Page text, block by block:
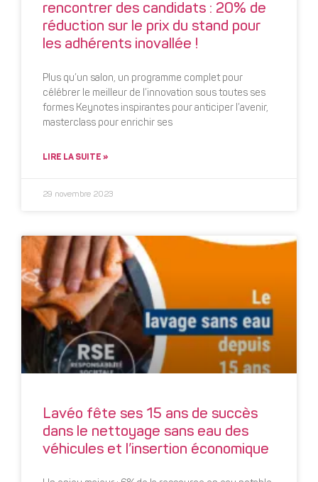
rencontrer des candidats : 20% de
réduction sur le prix du stand pour
les adhérents inovallée !
Plus qu’un salon, un programme complet pour
célébrer le meilleur de l’innovation sous toutes ses
formes Keynotes inspirantes pour anticiper l’avenir,
masterclass pour enrichir ses
LIRE LA SUITE »
29 novembre 2023
Lavéo fête ses 15 ans de succès
dans le nettoyage sans eau des
véhicules et l’insertion économique